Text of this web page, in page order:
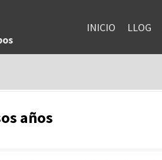
INICIO LLOG
años